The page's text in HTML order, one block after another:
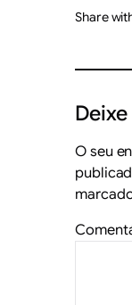
Share
O seu